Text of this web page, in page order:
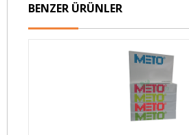
BENZER ÜRÜNLER